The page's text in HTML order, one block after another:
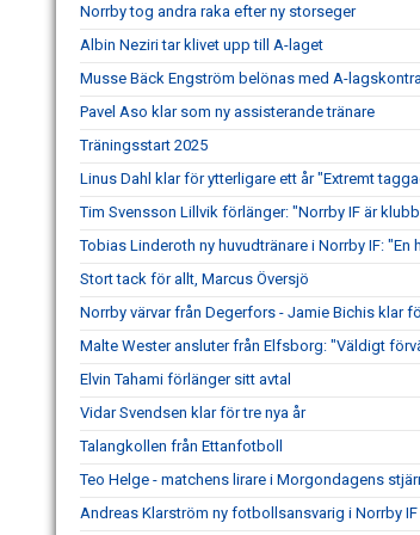
Norrby tog andra raka efter ny storseger
Albin Neziri tar klivet upp till A-laget
Musse Bäck Engström belönas med A-
Pavel Aso klar som ny assisterande tränare
Träningsstart 2025
Linus Dahl klar för ytterligare ett år "Extremt
Tim Svensson Lillvik förlänger: "Norrby IF är
Tobias Linderoth ny huvudtränare i Norrby IF: "En
Stort tack för allt, Marcus Översjö
Norrby värvar från Degerfors - Jamie Bichis klar
Malte Wester ansluter från Elfsborg: "Väldigt
Elvin Tahami förlänger sitt avtal
Vidar Svendsen klar för tre nya år
Talangkollen från Ettanfotboll
Teo Helge - matchens lirare i Morgondagens
Andreas Klarström ny fotbollsansvarig i Norrby IF